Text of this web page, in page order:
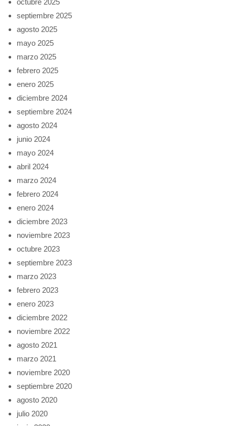
octubre 2025
septiembre 2025
agosto 2025
mayo 2025
marzo 2025
febrero 2025
enero 2025
diciembre 2024
septiembre 2024
agosto 2024
junio 2024
mayo 2024
abril 2024
marzo 2024
febrero 2024
enero 2024
diciembre 2023
noviembre 2023
octubre 2023
septiembre 2023
marzo 2023
febrero 2023
enero 2023
diciembre 2022
noviembre 2022
agosto 2021
marzo 2021
noviembre 2020
septiembre 2020
agosto 2020
julio 2020